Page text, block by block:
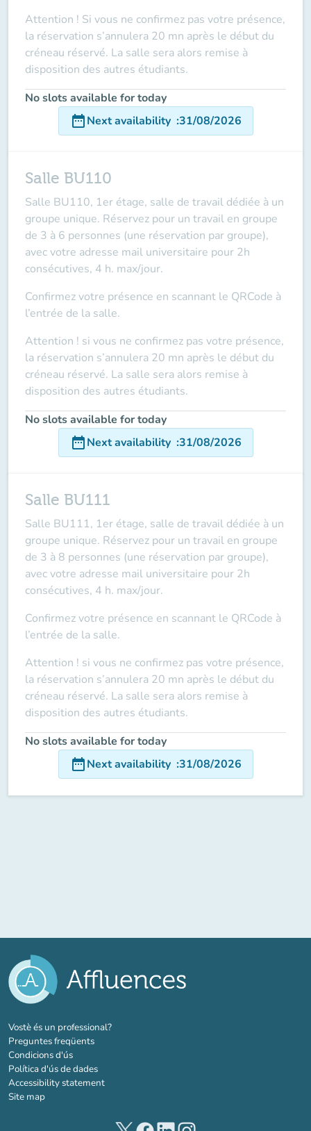
Attention ! Si vous ne confirmez pas votre présence,
la réservation s’annulera 20 mn après le début du
créneau réservé. La salle sera alors remise à
disposition des autres étudiants.
No slots available for today
date_rangeNext availability :31/08/2026
Salle BU110
Salle BU110, 1er étage, salle de travail dédiée à un
groupe unique. Réservez pour un travail en groupe
de 3 à 6 personnes (une réservation par groupe),
avec votre adresse mail universitaire pour 2h
consécutives, 4 h. max/jour.
Confirmez votre présence en scannant le QRCode à
l’entrée de la salle.
Attention ! si vous ne confirmez pas votre présence,
la réservation s’annulera 20 mn après le début du
créneau réservé. La salle sera alors remise à
disposition des autres étudiants.
No slots available for today
date_rangeNext availability :31/08/2026
Salle BU111
Salle BU111, 1er étage, salle de travail dédiée à un
groupe unique. Réservez pour un travail en groupe
de 3 à 8 personnes (une réservation par groupe),
avec votre adresse mail universitaire pour 2h
consécutives, 4 h. max/jour.
Confirmez votre présence en scannant le QRCode à
l’entrée de la salle.
Attention ! si vous ne confirmez pas votre présence,
la réservation s’annulera 20 mn après le début du
créneau réservé. La salle sera alors remise à
disposition des autres étudiants.
No slots available for today
date_rangeNext availability :31/08/2026
Vostè és un professional?(new tab)
Preguntes freqüents
Condicions d'ús
Política d'ús de dades
Accessibility statement
Site map
(new tab)(new tab)(new tab)